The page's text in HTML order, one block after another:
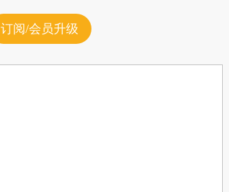
订阅/会员升级